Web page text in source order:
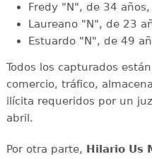
Fredy "N", de 34
Laureano "N", de 23
Estuardo "N", de 49
Todos los capturados
comercio, tráfico,
ilícita requeridos por un
abril.
Por otra parte, Hilario Us